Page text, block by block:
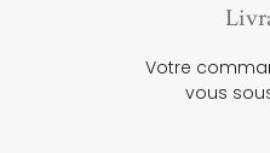
Votre
vous